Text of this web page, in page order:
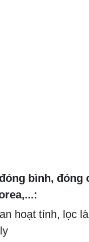
bình, đóng
hoạt tính, lọc